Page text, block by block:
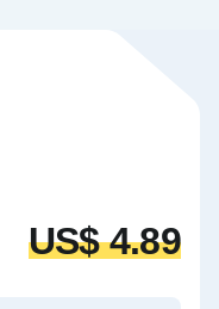
US$ 4.89